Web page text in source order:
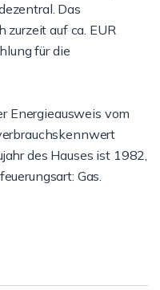
Das
zurzeit auf ca. EUR
für die
Energieausweis vom
des Hauses ist 1982,
Gas.